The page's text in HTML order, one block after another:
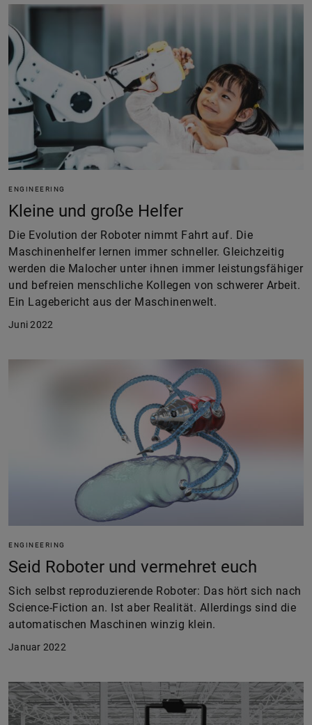
ENGINEERING
Kleine und große Helfer
Die Evolution der Roboter nimmt Fahrt auf. Die
Maschinenhelfer lernen immer schneller. Gleichzeitig
werden die Malocher unter ihnen immer leistungsfähiger
und befreien menschliche Kollegen von schwerer Arbeit.
Ein Lagebericht aus der Maschinenwelt.
Juni 2022
ENGINEERING
Seid Roboter und vermehret euch
Sich selbst reproduzierende Roboter: Das hört sich nach
Science-Fiction an. Ist aber Realität. Allerdings sind die
automatischen Maschinen winzig klein.
Januar 2022